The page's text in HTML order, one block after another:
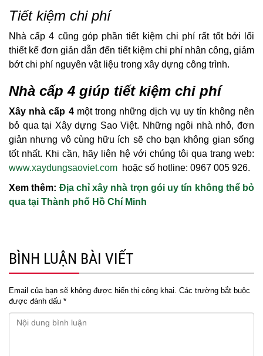
Tiết kiệm chi phí
Nhà cấp 4 cũng góp phần tiết kiệm chi phí rất tốt bởi lối
thiết kế đơn giản dẫn đến tiết kiệm chi phí nhân công, giảm
bớt chi phí nguyên vật liệu trong xây dựng công trình.
Nhà cấp 4 giúp tiết kiệm chi phí
Xây nhà cấp 4một trong những dịch vụ uy tín không nên
bỏ qua tại Xây dựng Sao Việt. Những ngôi nhà nhỏ, đơn
giản nhưng vô cùng hữu ích sẽ cho bạn không gian sống
tốt nhất. Khi cần, hãy liên hệ với chúng tôi qua trang web:
www.xaydungsaoviet.com hoặc số hotline: 0967 005 926.
Xem thêm: Địa chỉ xây nhà trọn gói uy tín không thể bỏ
qua tại Thành phố Hồ Chí Minh
BÌNH LUẬN BÀI VIẾT
Email của bạn sẽ không được hiển thị công khai. Các trường bắt buộc
được đánh dấu *